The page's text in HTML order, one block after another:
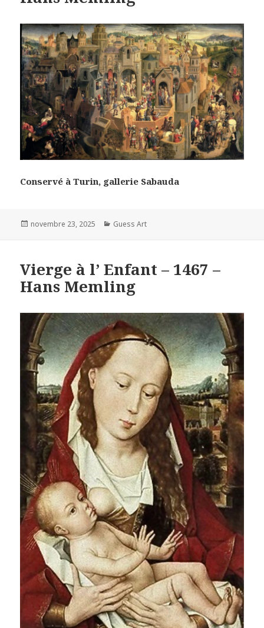
Conservé à Turin, gallerie Sabauda
Posted
novembre 23, 2025 Categories
Guess Art
Vierge à l’ Enfant – 1467 –
Hans Memling